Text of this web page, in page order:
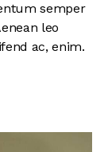
semper
leo
ac, enim.